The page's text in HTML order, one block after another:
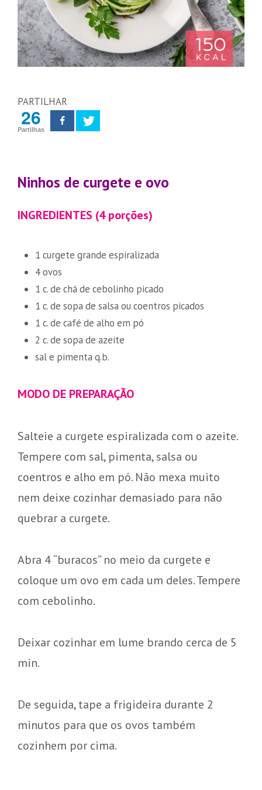
PARTILHAR
26
Partilhas
Ninhos de curgete e ovo
INGREDIENTES (4 porções)
1 curgete grande espiralizada
4 ovos
1 c. de chá de cebolinho picado
1 c. de sopa de salsa ou coentros picados
1 c. de café de alho em pó
2 c. de sopa de azeite
sal e pimenta q.b.
MODO DE PREPARAÇÃO
Salteie a curgete espiralizada com o azeite.
Tempere com sal, pimenta, salsa ou
coentros e alho em pó. Não mexa muito
nem deixe cozinhar demasiado para não
quebrar a curgete.
Abra 4 “buracos” no meio da curgete e
coloque um ovo em cada um deles. Tempere
com cebolinho.
Deixar cozinhar em lume brando cerca de 5
min.
De seguida, tape a frigideira durante 2
minutos para que os ovos também
cozinhem por cima.